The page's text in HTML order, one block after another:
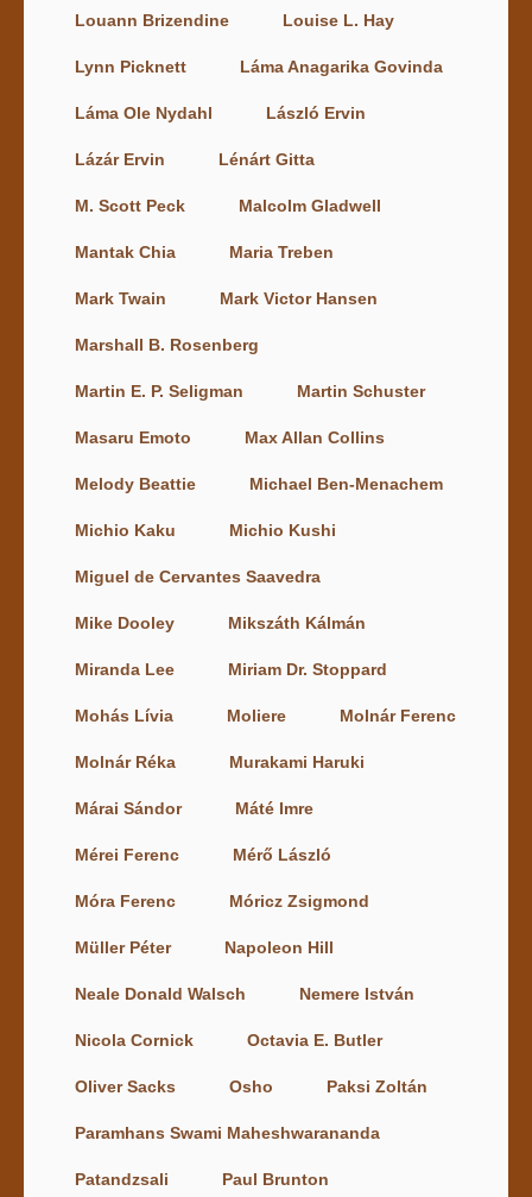
Louann Brizendine Louise L. Hay
Lynn Picknett Láma Anagarika Govinda
Láma Ole Nydahl László Ervin
Lázár Ervin Lénárt Gitta
M. Scott Peck Malcolm Gladwell
Mantak Chia Maria Treben
Mark Twain Mark Victor Hansen
Marshall B. Rosenberg
Martin E. P. Seligman Martin Schuster
Masaru Emoto Max Allan Collins
Melody Beattie Michael Ben-Menachem
Michio Kaku Michio Kushi
Miguel de Cervantes Saavedra
Mike Dooley Mikszáth Kálmán
Miranda Lee Miriam Dr. Stoppard
Mohás Lívia Moliere Molnár Ferenc
Molnár Réka Murakami Haruki
Márai Sándor Máté Imre
Mérei Ferenc Mérő László
Móra Ferenc Móricz Zsigmond
Müller Péter Napoleon Hill
Neale Donald Walsch Nemere István
Nicola Cornick Octavia E. Butler
Oliver Sacks Osho Paksi Zoltán
Paramhans Swami Maheshwarananda
Patandzsali Paul Brunton